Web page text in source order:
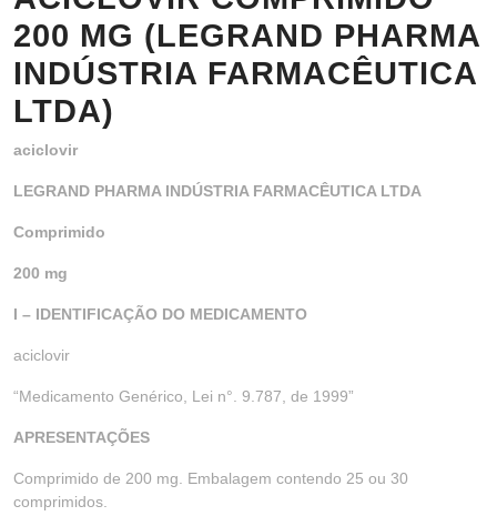
200 MG (LEGRAND PHARMA
INDÚSTRIA FARMACÊUTICA
LTDA)
aciclovir
LEGRAND PHARMA INDÚSTRIA FARMACÊUTICA LTDA
Comprimido
200 mg
I – IDENTIFICAÇÃO DO MEDICAMENTO
aciclovir
“Medicamento Genérico, Lei n°. 9.787, de 1999”
APRESENTAÇÕES
Comprimido de 200 mg. Embalagem contendo 25 ou 30
comprimidos.